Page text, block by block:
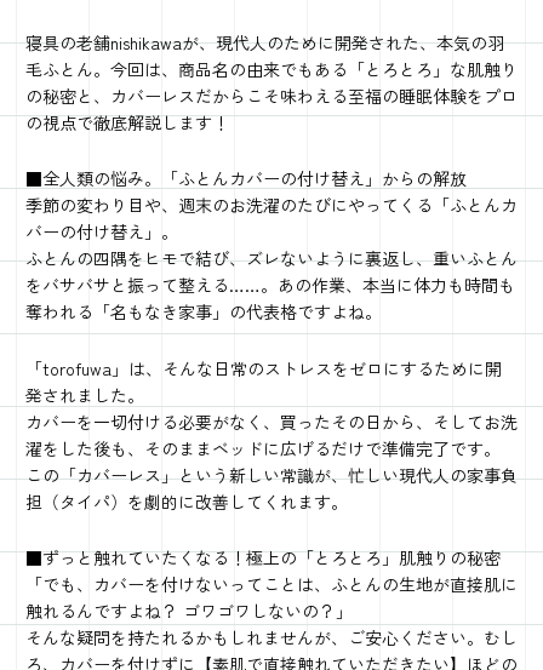
寝具の老舗nishikawaが、現代人のために開発された、本気の羽
毛ふとん。今回は、商品名の由来でもある「とろとろ」な肌触り
の秘密と、カバーレスだからこそ味わえる至福の睡眠体験をプロ
の視点で徹底解説します！
■全人類の悩み。「ふとんカバーの付け替え」からの解放
季節の変わり目や、週末のお洗濯のたびにやってくる「ふとんカ
バーの付け替え」。
ふとんの四隅をヒモで結び、ズレないように裏返し、重いふとん
をバサバサと振って整える……。あの作業、本当に体力も時間も
奪われる「名もなき家事」の代表格ですよね。
「torofuwa」は、そんな日常のストレスをゼロにするために開
発されました。
カバーを一切付ける必要がなく、買ったその日から、そしてお洗
濯をした後も、そのままベッドに広げるだけで準備完了です。
この「カバーレス」という新しい常識が、忙しい現代人の家事負
担（タイパ）を劇的に改善してくれます。
■ずっと触れていたくなる！極上の「とろとろ」肌触りの秘密
「でも、カバーを付けないってことは、ふとんの生地が直接肌に
触れるんですよね？ ゴワゴワしないの？」
そんな疑問を持たれるかもしれませんが、ご安心ください。むし
ろ、カバーを付けずに【素肌で直接触れていただきたい】ほどの